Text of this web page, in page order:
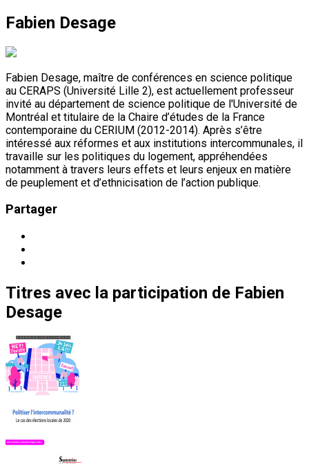
Fabien Desage
Fabien Desage, maître de conférences en science politique
au CERAPS (Université Lille 2), est actuellement professeur
invité au département de science politique de l'Université de
Montréal et titulaire de la Chaire d’études de la France
contemporaine du CERIUM (2012-2014). Après s’être
intéressé aux réformes et aux institutions intercommunales, il
travaille sur les politiques du logement, appréhendées
notamment à travers leurs effets et leurs enjeux en matière
de peuplement et d’ethnicisation de l’action publique.
Partager
Titres avec la participation de Fabien
Desage